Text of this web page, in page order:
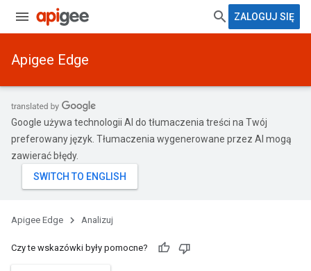
ZALOGUJ SIĘ
Apigee Edge
Google używa technologii AI do tłumaczenia treści na Twój
preferowany język. Tłumaczenia wygenerowane przez AI mogą
zawierać błędy.
Apigee Edge Analizuj
Czy te wskazówki były pomocne?